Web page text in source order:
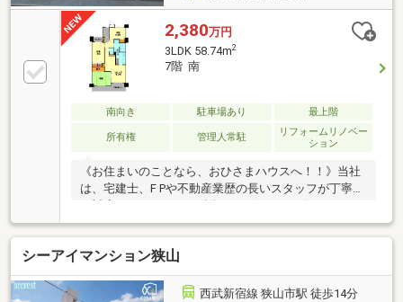
2,380万円
3LDK 58.74m2
7階 南
南向き 駐車場あり 最上階
所有権 管理人常駐
リフォームリノベー
ション
《お住まいのことなら、おひさまハウスへ！！》当社
は、宅建士、F Pや不動産業歴の長いスタッフが丁寧に
ご対応いたします！！融資のサポートもお任せくださ
い！！平日、時間外もご予約頂ければご見学・ご案内
可能です！！資料請求は、オレンジバナーよりお問い
合わせください。見学予約は【0493-35-3025】までお
気軽にお電話ください！！（※スマートフォンの方は
青いバナーから、お問い合わせ頂けます。）
シーアイマンション狭山
西武新宿線 狭山市駅 徒歩14分